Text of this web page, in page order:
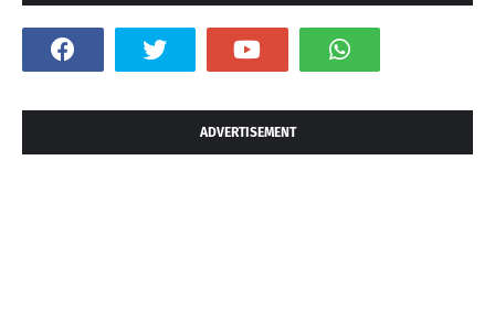
ADVERTISEMENT